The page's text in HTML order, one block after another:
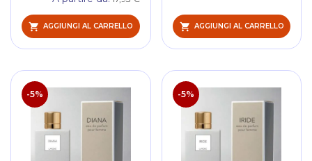
AGGIUNGI AL CARRELLO AGGIUNGI AL CARRELLO
-5% -5%